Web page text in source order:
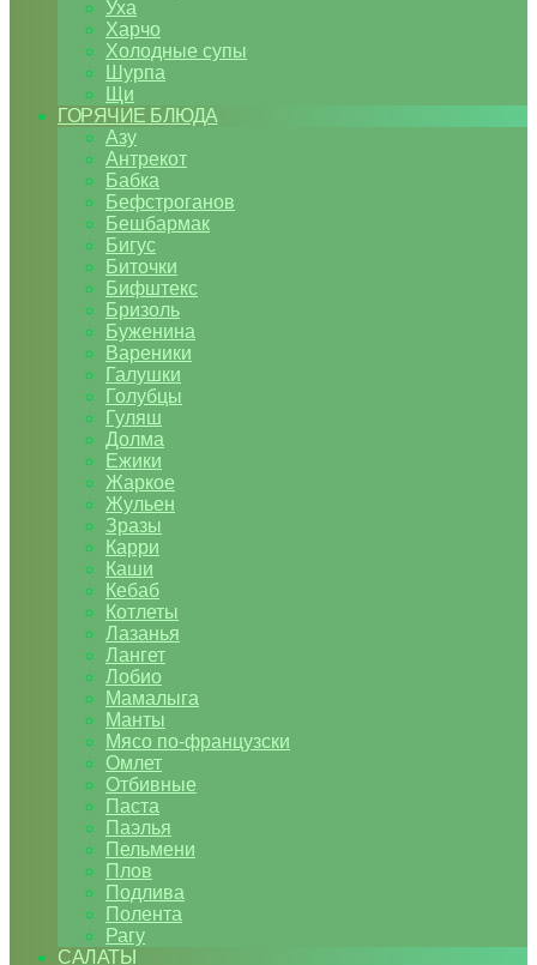
Уха
Харчо
Холодные супы
Шурпа
Щи
ГОРЯЧИЕ БЛЮДА
Азу
Антрекот
Бабка
Бефстроганов
Бешбармак
Бигус
Биточки
Бифштекс
Бризоль
Буженина
Вареники
Галушки
Голубцы
Гуляш
Долма
Ежики
Жаркое
Жульен
Зразы
Карри
Каши
Кебаб
Котлеты
Лазанья
Лангет
Лобио
Мамалыга
Манты
Мясо по-французски
Омлет
Отбивные
Паста
Паэлья
Пельмени
Плов
Подлива
Полента
Рагу
САЛАТЫ